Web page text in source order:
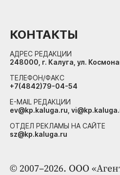
© 2007–2026. ООО
КОНТАКТЫ
АДРЕС РЕДАКЦИИ
248000, г. Калуга, ул.
ТЕЛЕФОН/ФАКС
+7(4842)79-04-54
E-MAIL РЕДАКЦИИ
ev@kp.kaluga.ru,
ОТДЕЛ РЕКЛАМЫ НА САЙТЕ
sz@kp.kaluga.ru